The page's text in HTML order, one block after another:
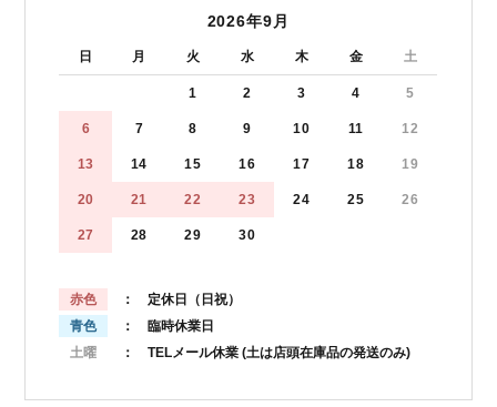
2026年9月
日 月 火 水 木 金 土
1 2 3 4 5
6 7 8 9 10 11 12
13 14 15 16 17 18 19
20 21 22 23 24 25 26
27 28 29 30
赤色
： 定休日（日祝）
青色
： 臨時休業日
土曜
： TELメール休業 (土は店頭在庫品の発送のみ)